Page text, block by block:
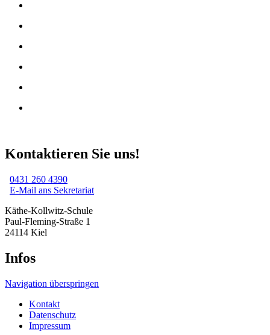
Kontaktieren Sie uns!
0431 260 4390
E-Mail ans Sekretariat
Käthe-Kollwitz-Schule
Paul-Fleming-Straße 1
24114 Kiel
Infos
Navigation überspringen
Kontakt
Datenschutz
Impressum